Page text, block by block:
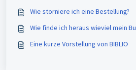
Wie storniere ich eine Bestellung?
Wie finde ich heraus wieviel mein
Eine kurze Vorstellung von BIBLIO